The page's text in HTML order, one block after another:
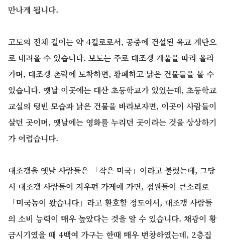
만나게 됩니다.
고도의 전체 길이는 약 4킬로로서, 공중에 건설된 육교 계단으
로 내려올 수 있습니다. 보도는 주로 대조갱 개울을 따라 올라
가며, 대조갱 촌락에 도착하면, 황폐하고 낡은 건물들을 볼 수
있습니다. 옛날 이곳에는 대산 초등학교가 있었는데, 초등학교
교실의 텅빈 모습과 낡은 건물을 바라보자면, 이곳이 사람들이
살던 곳이며, 옛날에는 영화를 누리던 곳이라는 것을 상상하기
가 어렵습니다.
대조갱을 옛날 사람들은 「작은 미국」이라고 불렀는데, 그당
시 대조갱 사람들이 지우펀 가게에 가면, 점원들이 큰소리로
「미국놈이 왔습니다」라고 환호할 정도여서, 대조갱 사람들
의 소비 능력이 매우 높았다는 것을 알 수 있습니다. 채광이 황
금시기였을 때 4백여 가구는 한때 매우 번창하였는데, 2층집